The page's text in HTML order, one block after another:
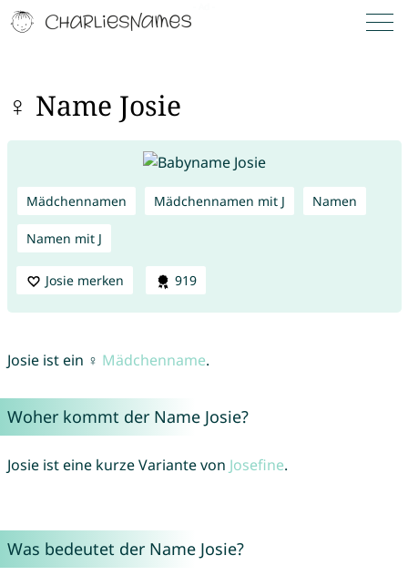
♀ Name Josie
Mädchennamen Mädchennamen mit J Namen
Namen mit J
Josie merken 919
Josie ist ein ♀ Mädchenname.
Woher kommt der Name Josie?
Josie ist eine kurze Variante von Josefine.
Was bedeutet der Name Josie?